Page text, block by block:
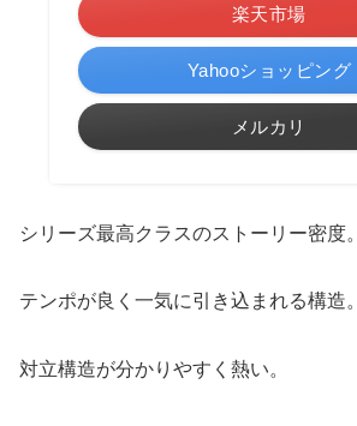
楽天市場
Yahooショッピング
メルカリ
シリーズ最高クラスのストーリー密度。
テンポが良く一気に引き込まれる構造。
対立構造が分かりやすく熱い。